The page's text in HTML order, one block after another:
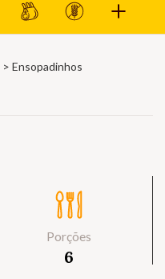
> Ensopadinhos
Porções
6